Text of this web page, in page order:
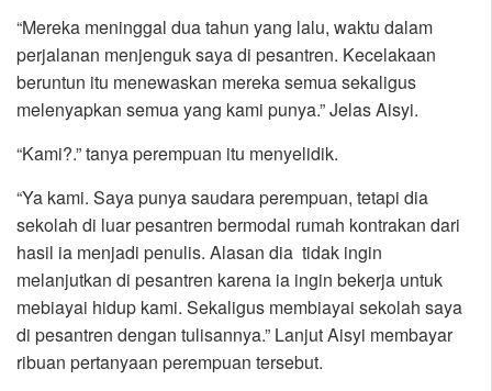
“Mereka meninggal dua tahun yang lalu, waktu dalam
perjalanan menjenguk saya di pesantren. Kecelakaan
beruntun itu menewaskan mereka semua sekaligus
melenyapkan semua yang kami punya.” Jelas Aisyi.
“Kami?.” tanya perempuan itu menyelidik.
“Ya kami. Saya punya saudara perempuan, tetapi dia
sekolah di luar pesantren bermodal rumah kontrakan dari
hasil ia menjadi penulis. Alasan dia tidak ingin
melanjutkan di pesantren karena ia ingin bekerja untuk
mebiayai hidup kami. Sekaligus membiayai sekolah saya
di pesantren dengan tulisannya.” Lanjut Aisyi membayar
ribuan pertanyaan perempuan tersebut.